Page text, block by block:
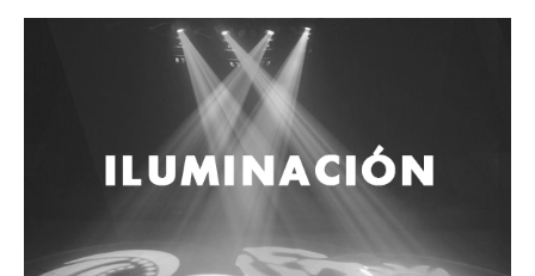
Estantes y soportes
Instalaciones y publicidad
Controladores
Mezcladora